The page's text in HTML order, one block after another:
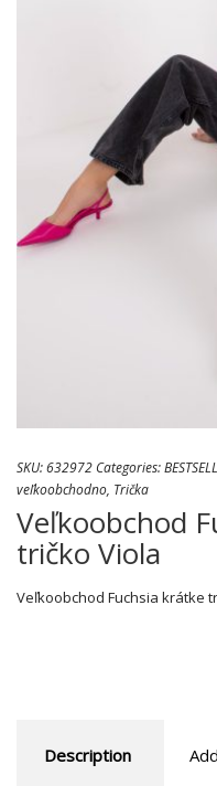
SKU:632972 Categories:
veľkoobchodno, Trička
Veľkoobchod
tričko Viola
Veľkoobchod Fuchsia krátke
Description